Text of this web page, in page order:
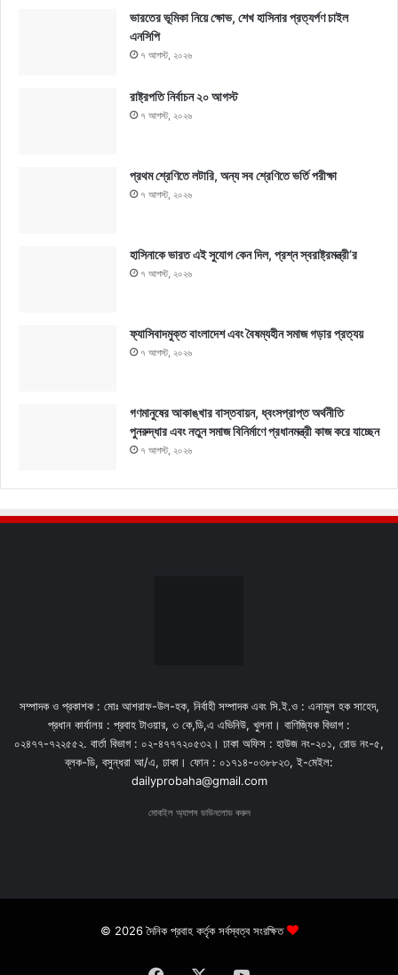
ভারতের ভূমিকা নিয়ে ক্ষোভ, শেখ হাসিনার প্রত্যর্পণ চাইল
এনসিপি
৭ আগস্ট, ২০২৬
রাষ্ট্রপতি নির্বাচন ২০ আগস্ট
৭ আগস্ট, ২০২৬
প্রথম শ্রেণিতে লটারি, অন্য সব শ্রেণিতে ভর্তি পরীক্ষা
৭ আগস্ট, ২০২৬
হাসিনাকে ভারত এই সুযোগ কেন দিল, প্রশ্ন স্বরাষ্ট্রমন্ত্রী’র
৭ আগস্ট, ২০২৬
ফ্যাসিবাদমুক্ত বাংলাদেশ এবং বৈষম্যহীন সমাজ গড়ার প্রত্যয়
৭ আগস্ট, ২০২৬
গণমানুষের আকাঙ্খার বাস্তবায়ন, ধ্বংসপ্রাপ্ত অর্থনীতি
পুনরুদ্ধার এবং নতুন সমাজ বিনির্মাণে প্রধানমন্ত্রী কাজ করে যাচ্ছেন
৭ আগস্ট, ২০২৬
সম্পাদক ও প্রকাশক : মোঃ আশরাফ-উল-হক, নির্বাহী সম্পাদক এবং সি.ই.ও : এনামুল হক সাহেদ,
প্রধান কার্যালয় : প্রবাহ টাওয়ার, ৩ কে,ডি,এ এভিনিউ, খুলনা। বাণিজ্যিক বিভাগ :
০২৪৭৭-৭২২৫৫২. বার্তা বিভাগ : ০২-৪৭৭৭২০৫৩২। ঢাকা অফিস : হাউজ নং-২০১, রোড নং-৫,
ব্লক-ডি, বসুন্ধরা আ/এ, ঢাকা। ফোন : ০১৭১৪-০৩৮৮২৩, ই-মেইল:
dailyprobaha@gmail.com
মোবাইল অ্যাপস ডাউনলোড করুন
© 2026 দৈনিক প্রবাহ কর্তৃক সর্বস্বত্ব সংরক্ষিত